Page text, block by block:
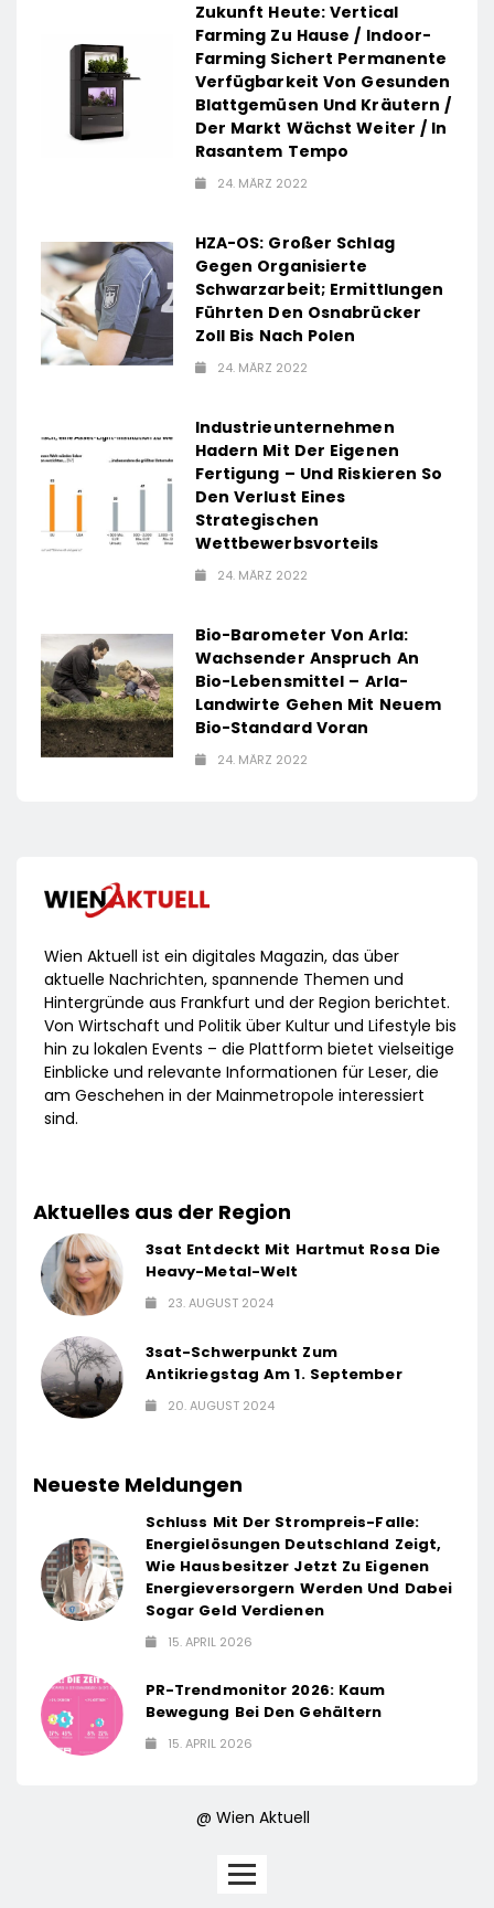
Zukunft Heute: Vertical
Farming Zu Hause / Indoor-
Farming Sichert Permanente
Verfügbarkeit Von Gesunden
Blattgemüsen Und Kräutern /
Der Markt Wächst Weiter / In
Rasantem Tempo
24. MÄRZ 2022
HZA-OS: Großer Schlag
Gegen Organisierte
Schwarzarbeit; Ermittlungen
Führten Den Osnabrücker
Zoll Bis Nach Polen
24. MÄRZ 2022
Industrieunternehmen
Hadern Mit Der Eigenen
Fertigung – Und Riskieren So
Den Verlust Eines
Strategischen
Wettbewerbsvorteils
24. MÄRZ 2022
Bio-Barometer Von Arla:
Wachsender Anspruch An
Bio-Lebensmittel – Arla-
Landwirte Gehen Mit Neuem
Bio-Standard Voran
24. MÄRZ 2022
Wien Aktuell ist ein digitales Magazin, das über
aktuelle Nachrichten, spannende Themen und
Hintergründe aus Frankfurt und der Region berichtet.
Von Wirtschaft und Politik über Kultur und Lifestyle bis
hin zu lokalen Events – die Plattform bietet vielseitige
Einblicke und relevante Informationen für Leser, die
am Geschehen in der Mainmetropole interessiert
sind.
Aktuelles aus der Region
3sat Entdeckt Mit Hartmut Rosa Die
Heavy-Metal-Welt
23. AUGUST 2024
3sat-Schwerpunkt Zum
Antikriegstag Am 1. September
20. AUGUST 2024
Neueste Meldungen
Schluss Mit Der Strompreis-Falle:
Energielösungen Deutschland Zeigt,
Wie Hausbesitzer Jetzt Zu Eigenen
Energieversorgern Werden Und Dabei
Sogar Geld Verdienen
15. APRIL 2026
PR-Trendmonitor 2026: Kaum
Bewegung Bei Den Gehältern
15. APRIL 2026
@ Wien Aktuell